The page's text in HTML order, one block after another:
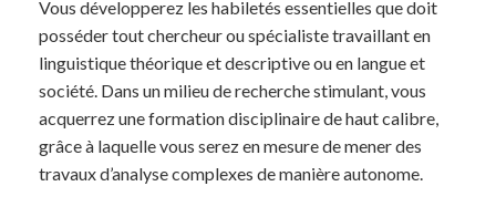
Vous développerez les habiletés essentielles que doit
posséder tout chercheur ou spécialiste travaillant en
linguistique théorique et descriptive ou en langue et
société. Dans un milieu de recherche stimulant, vous
acquerrez une formation disciplinaire de haut calibre,
grâce à laquelle vous serez en mesure de mener des
travaux d’analyse complexes de manière autonome.